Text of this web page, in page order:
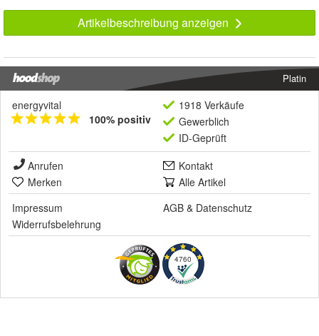
Artikelbeschreibung anzeigen
Platin
energyvital
100% positiv
1918 Verkäufe
Gewerblich
ID-Geprüft
Anrufen
Kontakt
Merken
Alle Artikel
Impressum
AGB & Datenschutz
Widerrufsbelehrung
4760